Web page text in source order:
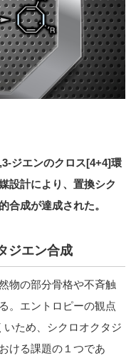
ジエンのクロス[4+4]環
設計により、置換シク
合成が達成された。
ジエン合成
物の部分骨格や不斉触
。エントロピーの観点
ため、シクロオクタジ
ける課題の１つであ